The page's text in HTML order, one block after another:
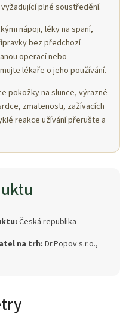
plné soustředění.
nápoji, léky na spaní,
bez předchozí
operací nebo
lékaře o jeho používání.
pokožky na slunce, výrazné
zmatenosti, zažívacích
reakce užívání přerušte a
Česká republika
na trh:Dr.Popov s.r.o.,